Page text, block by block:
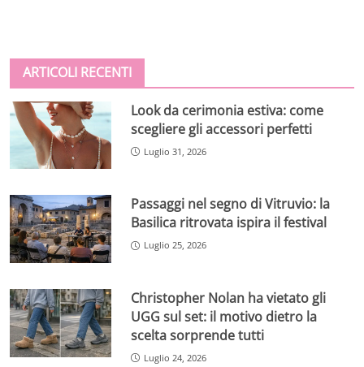
ARTICOLI RECENTI
Look da cerimonia estiva: come
scegliere gli accessori perfetti
Luglio 31, 2026
Passaggi nel segno di Vitruvio: la
Basilica ritrovata ispira il festival
Luglio 25, 2026
Christopher Nolan ha vietato gli
UGG sul set: il motivo dietro la
scelta sorprende tutti
Luglio 24, 2026